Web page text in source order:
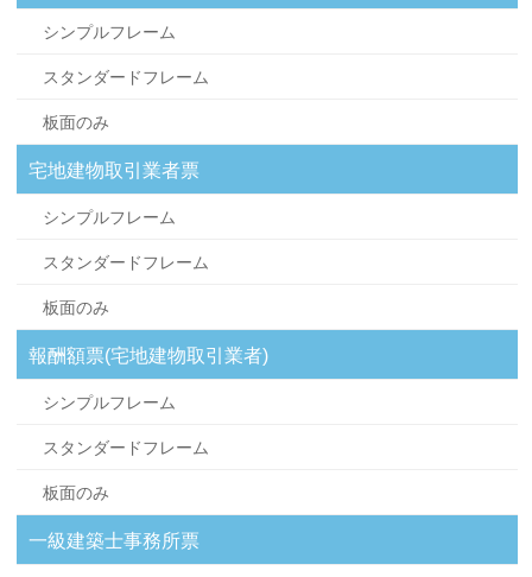
シンプルフレーム
スタンダードフレーム
板面のみ
宅地建物取引業者票
シンプルフレーム
スタンダードフレーム
板面のみ
報酬額票(宅地建物取引業者)
シンプルフレーム
スタンダードフレーム
板面のみ
一級建築士事務所票